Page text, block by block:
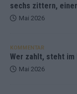
sechs zittern,
Mai 2026
KOMMENTAR
Wer zahlt, steht im
Mai 2026